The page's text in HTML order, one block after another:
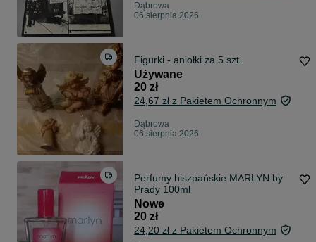
Dąbrowa
06 sierpnia 2026
Figurki - aniołki za 5 szt.
Używane
20 zł
24,67 zł z Pakietem Ochronnym
Dąbrowa
06 sierpnia 2026
Perfumy hiszpańskie MARLYN by
Prady 100ml
Nowe
20 zł
24,20 zł z Pakietem Ochronnym